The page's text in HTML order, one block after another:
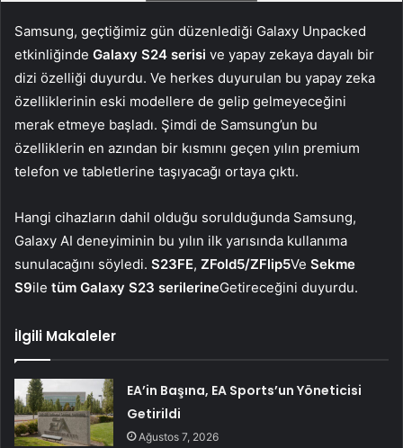
Samsung, geçtiğimiz gün düzenlediği Galaxy Unpacked
etkinliğinde Galaxy S24 serisi ve yapay zekaya dayalı bir
dizi özelliği duyurdu. Ve herkes duyurulan bu yapay zeka
özelliklerinin eski modellere de gelip gelmeyeceğini
merak etmeye başladı. Şimdi de Samsung’un bu
özelliklerin en azından bir kısmını geçen yılın premium
telefon ve tabletlerine taşıyacağı ortaya çıktı.
Hangi cihazların dahil olduğu sorulduğunda Samsung,
Galaxy AI deneyiminin bu yılın ilk yarısında kullanıma
sunulacağını söyledi. S23FE, ZFold5/ZFlip5Ve Sekme
S9ile tüm Galaxy S23 serilerineGetireceğini duyurdu.
İlgili Makaleler
EA’in Başına, EA Sports’un Yöneticisi
Getirildi
Ağustos 7, 2026